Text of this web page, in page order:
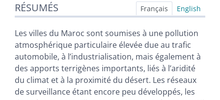
Index
Plan
Texte
Bibliographie
Illustrations
Citer cet article
Auteurs
RÉSUMÉS Français English
Les villes du Maroc sont soumises à une pollution
atmosphérique particulaire élevée due au trafic
automobile, à lʼindustrialisation, mais également à
des apports terrigènes importants, liés à lʼaridité
du climat et à la proximité du désert. Les réseaux
de surveillance étant encore peu développés, les